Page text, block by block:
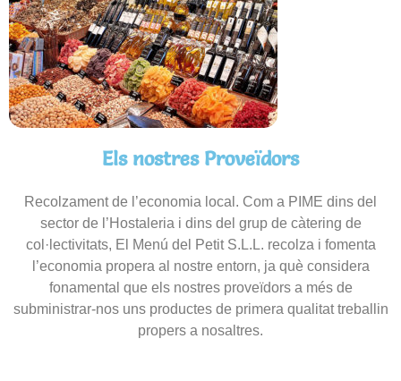
Els nostres Proveïdors
Recolzament de l’economia local. Com a PIME dins del
sector de l’Hostaleria i dins del grup de càtering de
col·lectivitats, El Menú del Petit S.L.L. recolza i fomenta
l’economia propera al nostre entorn, ja què considera
fonamental que els nostres proveïdors a més de
subministrar-nos uns productes de primera qualitat treballin
propers a nosaltres.